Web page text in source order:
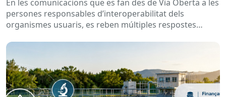
En les comunicacions que es fan des de Via Oberta a les
persones responsables d’interoperabilitat dels
organismes usuaris, es reben múltiples respostes